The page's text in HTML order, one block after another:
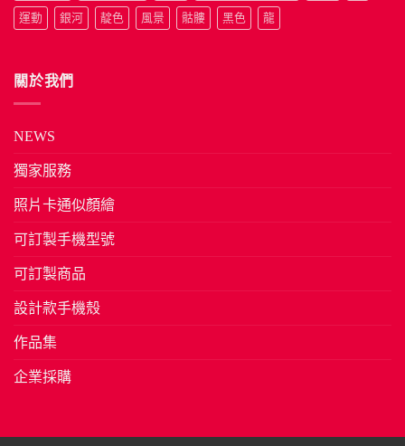
運動 銀河 靛色 風景 骷髏 黑色 龍
關於我們
NEWS
獨家服務
照片卡通似顏繪
可訂製手機型號
可訂製商品
設計款手機殼
作品集
企業採購